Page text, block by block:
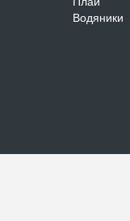
Водяники